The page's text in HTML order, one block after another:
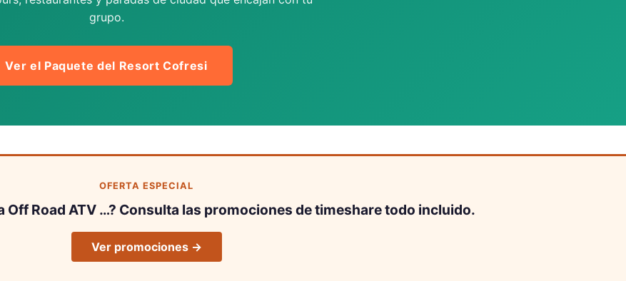
grupo.
Ver el Paquete del Resort Cofresi
OFERTA ESPECIAL
Off Road ATV …? Consulta las promociones de timeshare todo incluido.
Ver promociones →